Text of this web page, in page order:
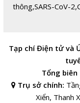
thông,SARS-CoV-2,
Tạp chí Điện tử và
Tổng biên
Trụ sở chính:
Xiển, Thanh